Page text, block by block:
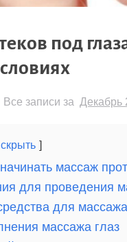
под
Все записи за Декабрь
скрыть
массаж
для проведения
для
массажа глаз